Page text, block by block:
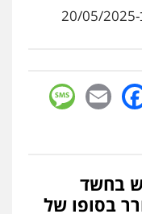
, ב-20/05/2025
Facebook
Email
בחשד
בסופו של